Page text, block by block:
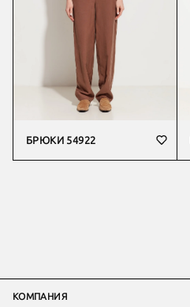
БРЮКИ 54922
КОМПАНИЯ